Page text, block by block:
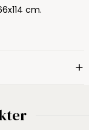
cm.